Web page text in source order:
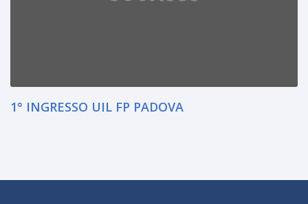
1° INGRESSO UIL FP PADOVA